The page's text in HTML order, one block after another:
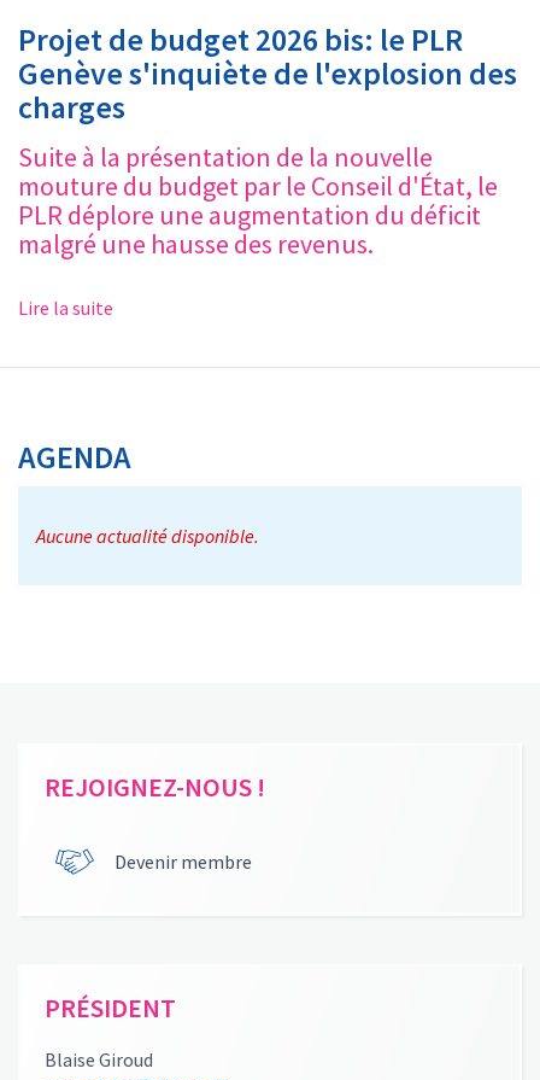
Projet de budget 2026 bis: le PLR
Genève s'inquiète de l'explosion des
charges
Suite à la présentation de la nouvelle
mouture du budget par le Conseil d'État, le
PLR déplore une augmentation du déficit
malgré une hausse des revenus.
Lire la suite
AGENDA
Aucune actualité disponible.
REJOIGNEZ-NOUS !
Devenir membre
PRÉSIDENT
Blaise Giroud